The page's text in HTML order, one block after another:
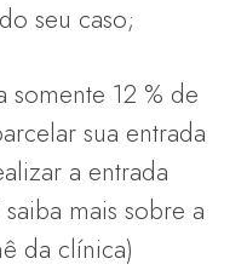
seu caso;
somente 12 % de
sua entrada
a entrada
mais sobre a
da clínica)